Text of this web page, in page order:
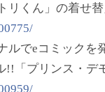
リくん」の着せ
ルでeコミックを
!!「プリンス・デ